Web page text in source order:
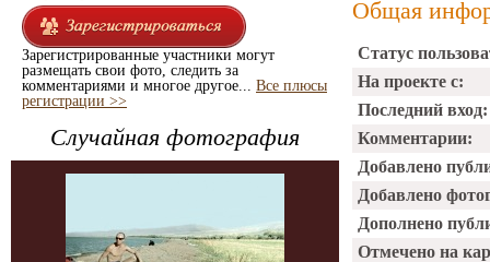
Зарегистрированные участники могут
размещать свои фото, следить за
комментариями и многое другое... Все плюсы
регистрации >>
Случайная фотография
Общая
Статус
На проекте с:
Последний вход:
Комментарии:
Добавлено
Добавлено
Дополнено
Отмечено на